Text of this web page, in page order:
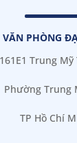
VĂN PHÒNG
161E1 Trung Mỹ
Phường Trung
TP Hồ Chí